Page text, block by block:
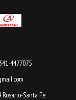
4477075
Santa Fe